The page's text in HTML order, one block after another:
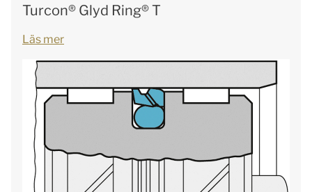
Turcon® Glyd Ring® T
Läs mer